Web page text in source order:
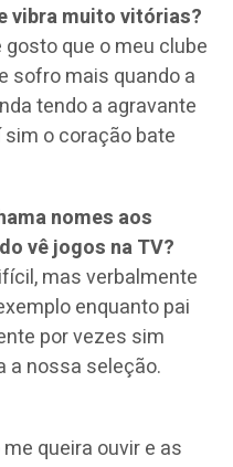
vibra muito vitórias?
que o meu clube
sofro mais quando a
tendo a agravante
o coração bate
nomes aos
vê jogos na TV?
mas verbalmente
enquanto pai
por vezes sim
a nossa seleção.
queira ouvir e as